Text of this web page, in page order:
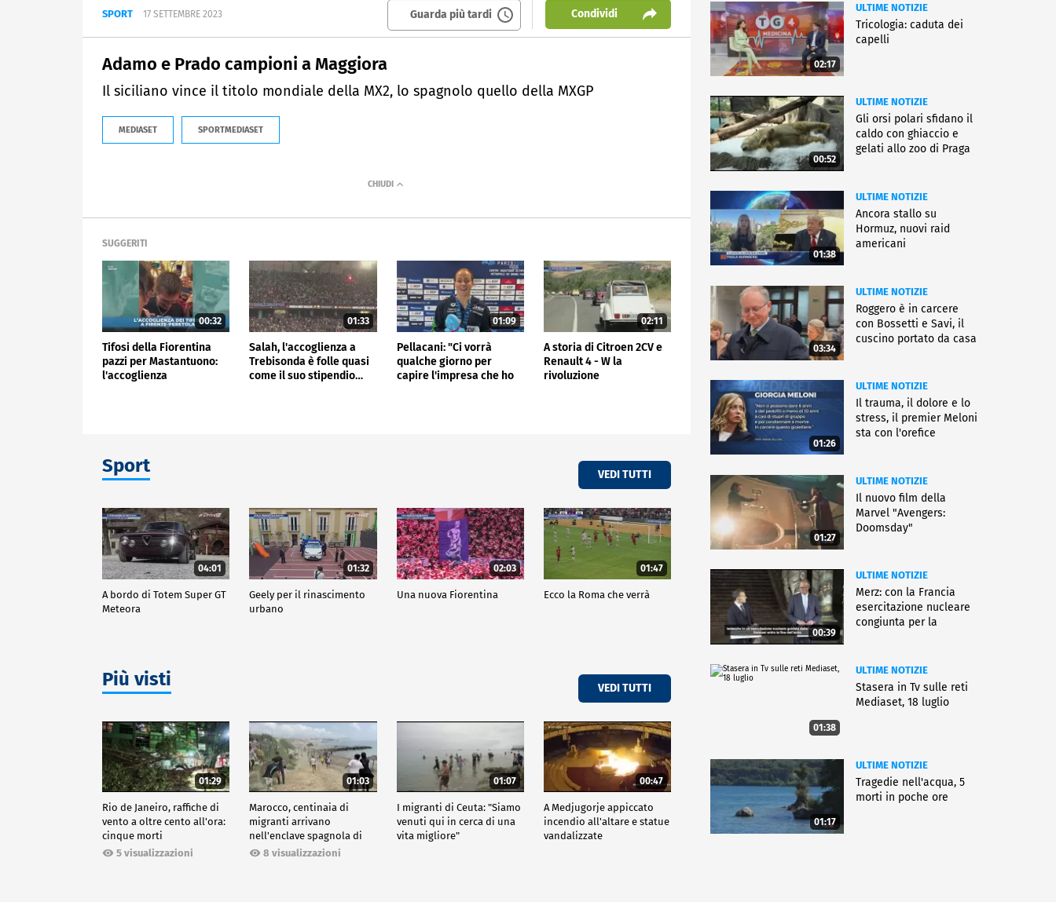
SPORT 17 SETTEMBRE 2023 Guarda più tardi Condividi
Adamo e Prado campioni a Maggiora
Il siciliano vince il titolo mondiale della MX2, lo spagnolo quello della MXGP
MEDIASET SPORTMEDIASET
SUGGERITI
00:32
Tifosi della Fiorentina
pazzi per Mastantuono:
l'accoglienza
01:33
Salah, l'accoglienza a
Trebisonda è folle quasi
come il suo stipendio…
01:09
Pellacani: "Ci vorrà
qualche giorno per
capire l'impresa che ho
02:11
A storia di Citroen 2CV e
Renault 4 - W la
rivoluzione
Sport VEDI TUTTI
04:01
A bordo di Totem Super GT
Meteora
01:32
Geely per il rinascimento
urbano
02:03
Una nuova Fiorentina
01:47
Ecco la Roma che verrà
Più visti VEDI TUTTI
01:29
Rio de Janeiro, raffiche di
vento a oltre cento all'ora:
cinque morti
5 visualizzazioni
01:03
Marocco, centinaia di
migranti arrivano
nell'enclave spagnola di
Ceuta8 visualizzazioni
01:07
I migranti di Ceuta: "Siamo
venuti qui in cerca di una
vita migliore"
00:47
A Medjugorje appiccato
incendio all'altare e statue
vandalizzate
02:17
ULTIME NOTIZIE
Tricologia: caduta dei
capelli
00:52
ULTIME NOTIZIE
Gli orsi polari sfidano il
caldo con ghiaccio e
gelati allo zoo di Praga
01:38
ULTIME NOTIZIE
Ancora stallo su
Hormuz, nuovi raid
americani
03:34
ULTIME NOTIZIE
Roggero è in carcere
con Bossetti e Savi, il
cuscino portato da casa
01:26
ULTIME NOTIZIE
Il trauma, il dolore e lo
stress, il premier Meloni
sta con l'orefice
01:27
ULTIME NOTIZIE
Il nuovo film della
Marvel "Avengers:
Doomsday"
00:39
ULTIME NOTIZIE
Merz: con la Francia
esercitazione nucleare
congiunta per la
01:38
ULTIME NOTIZIE
Stasera in Tv sulle reti
Mediaset, 18 luglio
01:17
ULTIME NOTIZIE
Tragedie nell'acqua, 5
morti in poche ore